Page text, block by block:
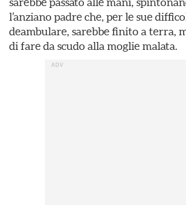
l’anziano padre che, per le sue
deambulare, sarebbe finito a terra,
di fare da scudo alla moglie malata.